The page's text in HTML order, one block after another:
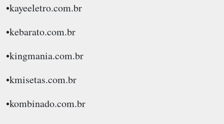
•kayeeletro.com.br
•kebarato.com.br
•kingmania.com.br
•kmisetas.com.br
•kombinado.com.br